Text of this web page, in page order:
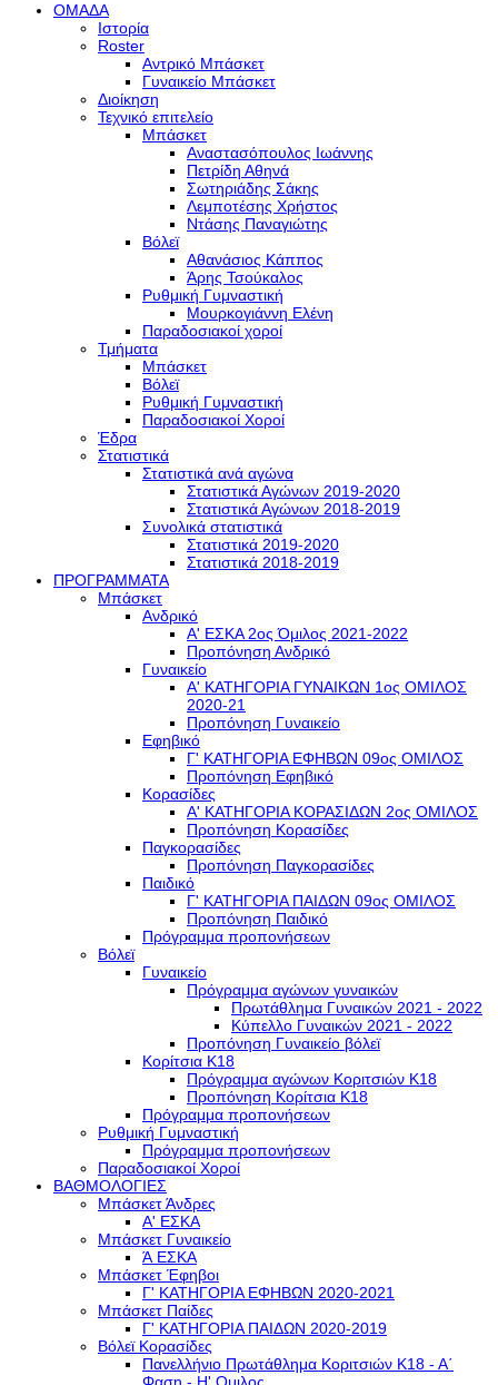
ΟΜΑΔΑ
Ιστορία
Roster
Αντρικό Μπάσκετ
Γυναικείο Μπάσκετ
Διοίκηση
Τεχνικό επιτελείο
Μπάσκετ
Αναστασόπουλος Ιωάννης
Πετρίδη Αθηνά
Σωτηριάδης Σάκης
Λεμποτέσης Χρήστος
Ντάσης Παναγιώτης
Βόλεϊ
Αθανάσιος Κάππος
Άρης Τσούκαλος
Ρυθμική Γυμναστική
Μουρκογιάννη Ελένη
Παραδοσιακοί χοροί
Τμήματα
Μπάσκετ
Βόλεϊ
Ρυθμική Γυμναστική
Παραδοσιακοί Χοροί
Έδρα
Στατιστικά
Στατιστικά ανά αγώνα
Στατιστικά Αγώνων 2019-2020
Στατιστικά Αγώνων 2018-2019
Συνολικά στατιστικά
Στατιστικά 2019-2020
Στατιστικά 2018-2019
ΠΡΟΓΡΑΜΜΑΤΑ
Μπάσκετ
Ανδρικό
Α' ΕΣΚΑ 2ος Όμιλος 2021-2022
Προπόνηση Ανδρικό
Γυναικείο
Α' ΚΑΤΗΓΟΡΙΑ ΓΥΝΑΙΚΩΝ 1ος ΟΜΙΛΟΣ
2020-21
Προπόνηση Γυναικείο
Εφηβικό
Γ' ΚΑΤΗΓΟΡΙΑ ΕΦΗΒΩΝ 09ος ΟΜΙΛΟΣ
Προπόνηση Εφηβικό
Κορασίδες
Α' ΚΑΤΗΓΟΡΙΑ ΚΟΡΑΣΙΔΩΝ 2ος ΟΜΙΛΟΣ
Προπόνηση Κορασίδες
Παγκορασίδες
Προπόνηση Παγκορασίδες
Παιδικό
Γ' ΚΑΤΗΓΟΡΙΑ ΠΑΙΔΩΝ 09ος ΟΜΙΛΟΣ
Προπόνηση Παιδικό
Πρόγραμμα προπονήσεων
Βόλεϊ
Γυναικείο
Πρόγραμμα αγώνων γυναικών
Πρωτάθλημα Γυναικών 2021 - 2022
Κύπελλο Γυναικών 2021 - 2022
Προπόνηση Γυναικείο βόλεϊ
Κορίτσια Κ18
Πρόγραμμα αγώνων Κοριτσιών Κ18
Προπόνηση Κορίτσια Κ18
Πρόγραμμα προπονήσεων
Ρυθμική Γυμναστική
Πρόγραμμα προπονήσεων
Παραδοσιακοί Χοροί
ΒΑΘΜΟΛΟΓΙΕΣ
Μπάσκετ Άνδρες
Α' ΕΣΚΑ
Μπάσκετ Γυναικείο
Ά ΕΣΚΑ
Μπάσκετ Έφηβοι
Γ' ΚΑΤΗΓΟΡΙΑ ΕΦΗΒΩΝ 2020-2021
Μπάσκετ Παίδες
Γ' ΚΑΤΗΓΟΡΙΑ ΠΑΙΔΩΝ 2020-2019
Βόλεϊ Κορασίδες
Πανελλήνιο Πρωτάθλημα Κοριτσιών Κ18 - Α΄